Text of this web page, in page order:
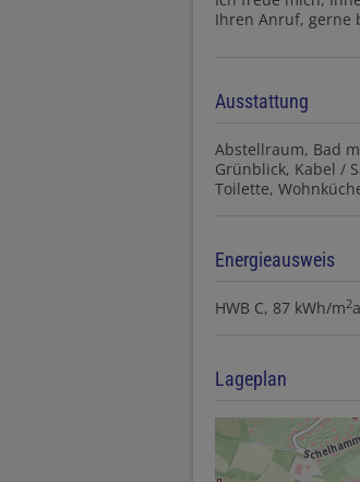
Ihren Anruf, gerne
Ausstattung
Abstellraum Bad
Grünblick Kabel /
Toilette
Energieausweis
HWB C, 87 kWh/m2a
Lageplan